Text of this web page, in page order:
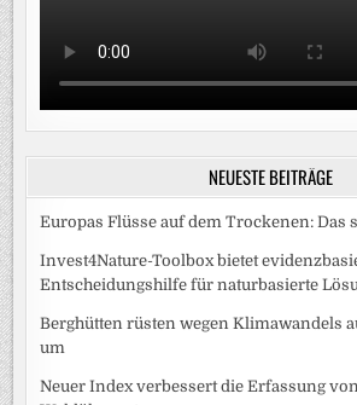
NEUESTE BEITRÄGE
Europas Flüsse auf dem Trockenen: Das
Invest4Nature-Toolbox bietet
Entscheidungshilfe für naturbasierte
Berghütten rüsten wegen Klimawandels
um
Neuer Index verbessert die Erfassung von